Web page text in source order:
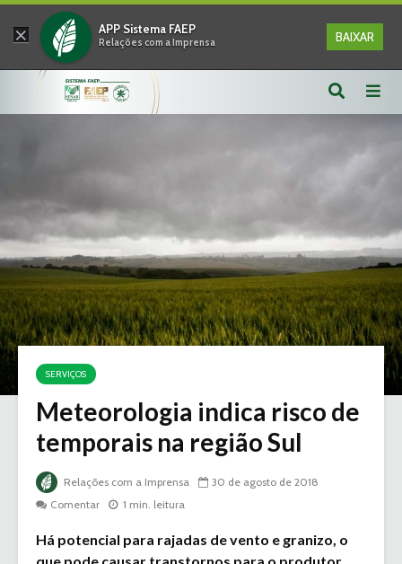
× APP Sistema FAEP
Relações com a Imprensa BAIXAR
SERVIÇOS
Meteorologia indica risco de
temporais na região Sul
Relações com a Imprensa
30 de agosto de 2018
Comentar
1 min. leitura
Há potencial para rajadas de vento e granizo, o